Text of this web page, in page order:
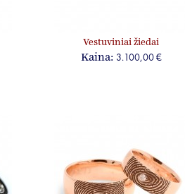
Vestuviniai žiedai
„Jausmingumas“
Kaina: 3.100,00 €